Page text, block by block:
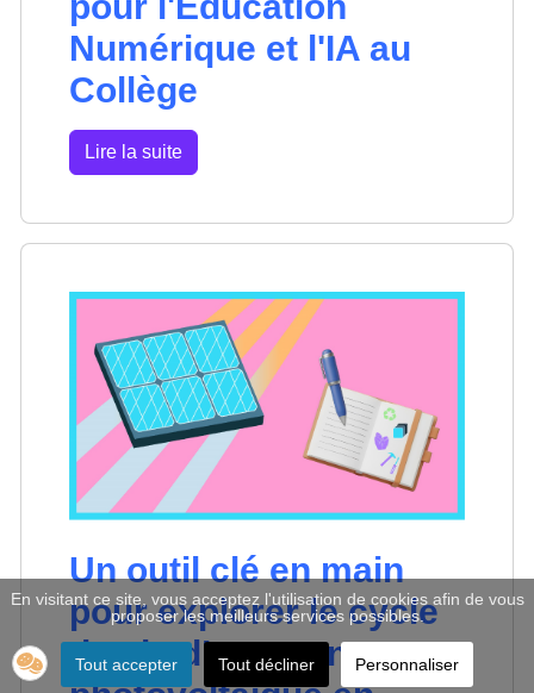
Numérique et l'IA au
Collège
Lire la suite
Un outil clé en main
pour explorer le cycle
de vie d’un panneau
En visitant ce site, vous acceptez l'utilisation de cookies afin de vous
proposer les meilleurs services possibles.
Tout accepter Tout décliner Personnaliser